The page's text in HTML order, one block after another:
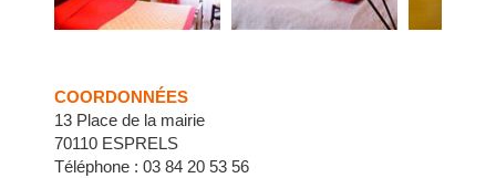
COORDONNÉES
13 Place de la mairie
70110 ESPRELS
Téléphone : 03 84 20 53 56